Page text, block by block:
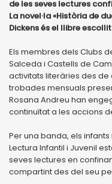
de les seves lectures
La novel·la «Història de
Dickens és el llibre
Els membres dels Clubs
Salceda i Castells de
activitats literàries des
trobades mensuals
Rosana Andreu han
continuïtat a les accions
Per una banda, els
Lectura Infantil i Juvenil
seves lectures en
compartint des del seu